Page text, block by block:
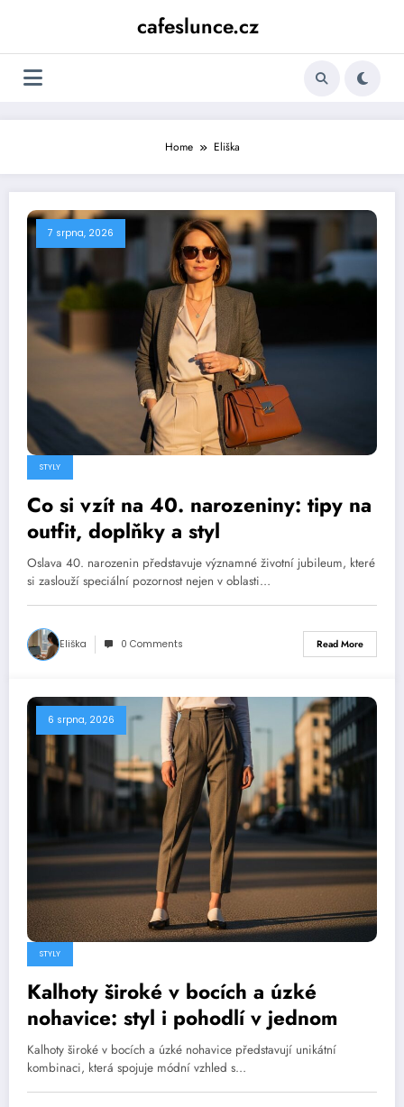
cafeslunce.cz
Home Eliška
7 srpna, 2026
STYLY
Co si vzít na 40. narozeniny: tipy na
outfit, doplňky a styl
Oslava 40. narozenin představuje významné životní jubileum, které
si zaslouží speciální pozornost nejen v oblasti…
Eliška 0 Comments Read More
6 srpna, 2026
STYLY
Kalhoty široké v bocích a úzké
nohavice: styl i pohodlí v jednom
Kalhoty široké v bocích a úzké nohavice představují unikátní
kombinaci, která spojuje módní vzhled s…